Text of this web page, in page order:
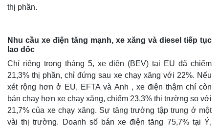
thị phần.
Nhu cầu xe điện tăng mạnh, xe xăng và diesel tiếp tục
lao dốc
Chỉ riêng trong tháng 5, xe điện (BEV) tại EU đã chiếm
21,3% thị phần, chỉ đứng sau xe chạy xăng với 22%. Nếu
xét rộng hơn ở EU, EFTA và Anh , xe điện thậm chí còn
bán chạy hơn xe chạy xăng, chiếm 23,3% thị trường so với
21,7% của xe chạy xăng. Sự tăng trưởng tập trung ở một
vài thị trường. Doanh số bán xe điện tăng 75,7% tại Ý,